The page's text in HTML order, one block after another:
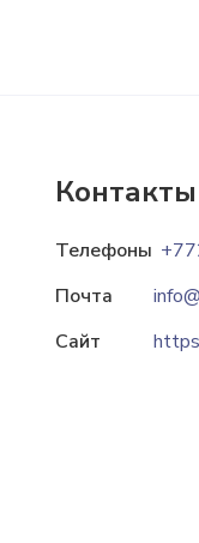
Телефоны
Почта
Сайт